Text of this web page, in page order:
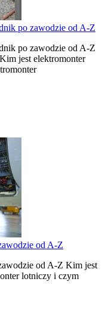
po zawodzie od A-Z
po zawodzie od A-Z
jest elektromonter
od A-Z
od A-Z Kim jest
lotniczy i czym